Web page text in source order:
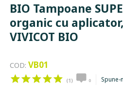
BIO Tampoane
organic cu
VIVICOT BIO
COD: VB01
(1) 0 Spune-